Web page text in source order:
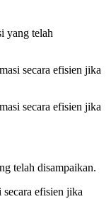
yang telah
secara efisien jika
secara efisien jika
telah disampaikan.
secara efisien jika